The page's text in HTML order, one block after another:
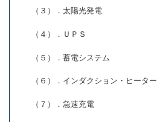
（３）．太陽光発電
（４）．ＵＰＳ
（５）．蓄電システム
（６）．インダクション・ヒーター
（７）．急速充電